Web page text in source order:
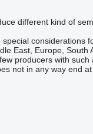
different kind of
considerations
East, Europe,
producers with
not in any way end